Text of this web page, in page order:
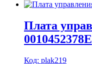
Плата
0010452378E
Код: plak219